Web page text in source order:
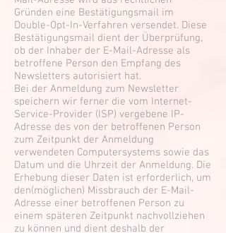
Gründen eine Bestätigungsmail im
Double-Opt-In-Verfahren versendet. Diese
Bestätigungsmail dient der Überprüfung,
ob der Inhaber der E-Mail-Adresse als
betroffene Person den Empfang des
Newsletters autorisiert hat.
Bei der Anmeldung zum Newsletter
speichern wir ferner die vom Internet-
Service-Provider (ISP) vergebene IP-
Adresse des von der betroffenen Person
zum Zeitpunkt der Anmeldung
verwendeten Computersystems sowie das
Datum und die Uhrzeit der Anmeldung. Die
Erhebung dieser Daten ist erforderlich, um
den(möglichen) Missbrauch der E-Mail-
Adresse einer betroffenen Person zu
einem späteren Zeitpunkt nachvollziehen
zu können und dient deshalb der